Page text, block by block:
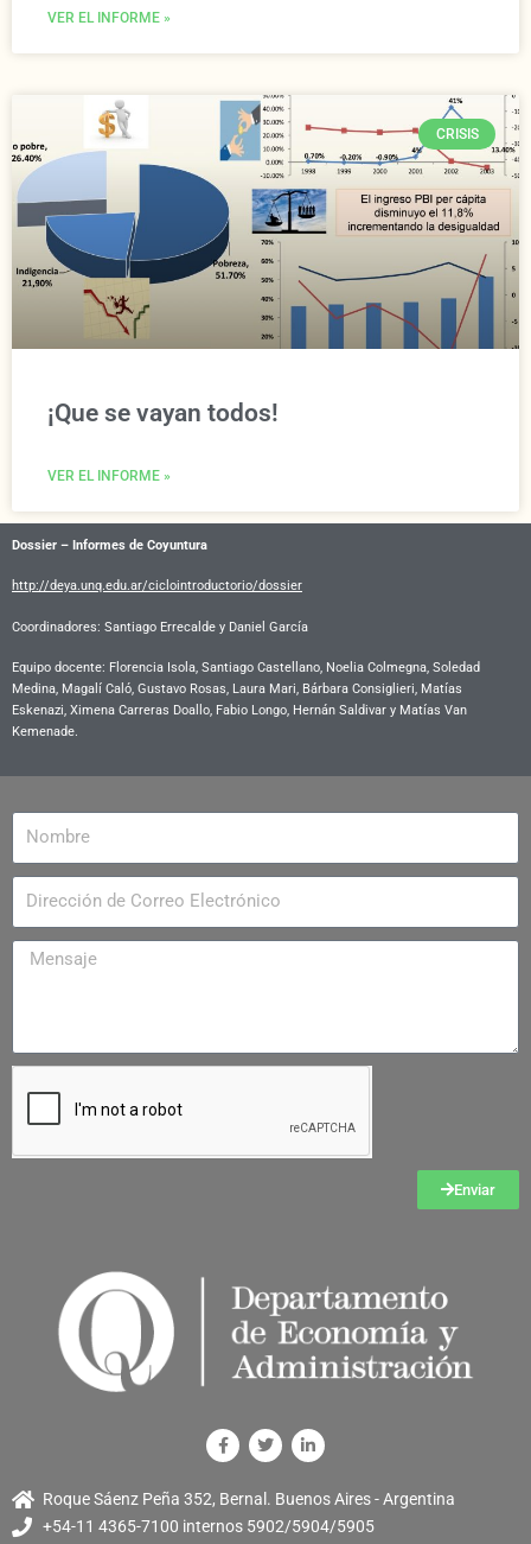
VER EL INFORME »
CRISIS
¡Que se vayan todos!
VER EL INFORME »
Dossier – Informes de Coyuntura
http://deya.unq.edu.ar/ciclointroductorio/dossier
Coordinadores: Santiago Errecalde y Daniel García
Equipo docente: Florencia Isola, Santiago Castellano, Noelia Colmegna, Soledad
Medina, Magalí Caló, Gustavo Rosas, Laura Mari, Bárbara Consiglieri, Matías
Eskenazi, Ximena Carreras Doallo, Fabio Longo, Hernán Saldivar y Matías Van
Kemenade.
Enviar
Roque Sáenz Peña 352, Bernal. Buenos Aires - Argentina
+54-11 4365-7100 internos 5902/5904/5905